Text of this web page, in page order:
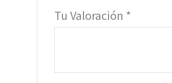
Tu Valoración *